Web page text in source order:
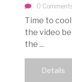
0
Time to
the video
the ...
Details